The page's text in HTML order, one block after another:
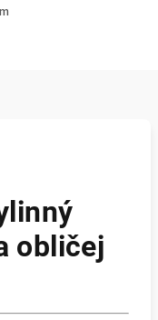
obličej